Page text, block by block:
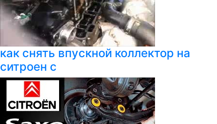
как снять впускной коллектор на
ситроен с